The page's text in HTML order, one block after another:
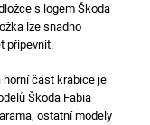
s logem Škoda
lze snadno
připevnit.
horní část krabice je
Škoda Fabia
ostatní modely